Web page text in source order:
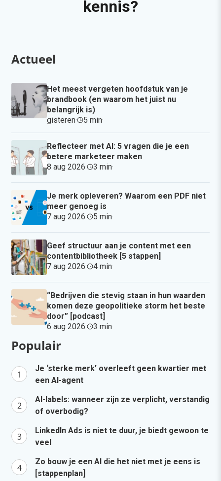
kennis?
Actueel
Het meest vergeten hoofdstuk van je
brandbook (en waarom het juist nu
belangrijk is)
gisteren· 5 min·
Reflecteer met AI: 5 vragen die je een
betere marketeer maken
8 aug 2026· 3 min·
Je merk opleveren? Waarom een PDF niet
meer genoeg is
7 aug 2026· 5 min·
Geef structuur aan je content met een
contentbibliotheek [5 stappen]
7 aug 2026· 4 min·
“Bedrijven die stevig staan in hun waarden
komen deze geopolitieke storm het beste
door” [podcast]
6 aug 2026· 3 min·
Populair
Je ‘sterke merk’ overleeft geen kwartier met
een AI-agent
AI-labels: wanneer zijn ze verplicht, verstandig
of overbodig?
LinkedIn Ads is niet te duur, je biedt gewoon te
veel
Zo bouw je een AI die het niet met je eens is
[stappenplan]